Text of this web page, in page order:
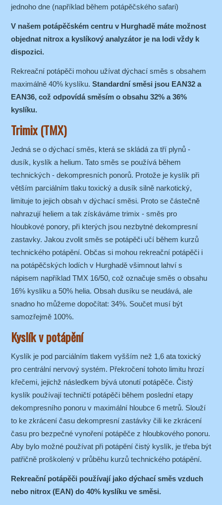
jednoho dne (například během potápěčského safari)
V našem potápěčském centru v Hurghadě máte možnost
objednat nitrox a kyslíkový analyzátor je na lodi vždy k
dispozici.
Rekreační potápěči mohou užívat dýchací směs s obsahem
maximálně 40% kyslíku. Standardní směsi jsou EAN32 a
EAN36, což odpovídá směsím o obsahu 32% a 36%
kyslíku.
Trimix (TMX)
Jedná se o dýchací směs, která se skládá za tří plynů -
dusík, kyslík a helium. Tato směs se používá během
technických - dekompresních ponorů. Protože je kyslík při
větším parciálním tlaku toxický a dusík silně narkotický,
limituje to jejich obsah v dýchací směsi. Proto se částečně
nahrazují heliem a tak získáváme trimix - směs pro
hloubkové ponory, při kterých jsou nezbytné dekompresní
zastavky. Jakou zvolit směs se potápěči učí během kurzů
technického potápění. Občas si mohou rekreační potápěči i
na potápěčských lodích v Hurghadě všimnout lahví s
nápisem například TMX 16/50, což označuje směs o obsahu
16% kyslíku a 50% helia. Obsah dusíku se neudává, ale
snadno ho můžeme dopočítat: 34%. Součet musí být
samozřejmě 100%.
Kyslík v potápění
Kyslík je pod parciálním tlakem vyšším než 1,6 ata toxický
pro centrální nervový systém. Překročení tohoto limitu hrozí
křečemi, jejichž následkem bývá utonutí potápěče. Čistý
kyslík používají techničtí potápěči během poslední etapy
dekompresního ponoru v maximální hloubce 6 metrů. Slouží
to ke zkrácení času dekompresní zastávky čili ke zkrácení
času pro bezpečné vynoření potápěče z hloubkového ponoru.
Aby bylo možné používat při potápění čistý kyslík, je třeba být
patřičně proškolený v průběhu kurzů technického potápění.
Rekreační potápěči používají jako dýchací směs vzduch
nebo nitrox (EAN) do 40% kyslíku ve směsi.